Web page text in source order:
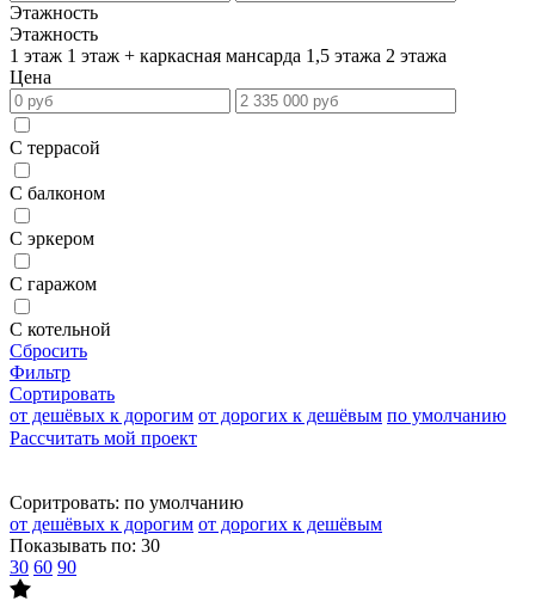
Этажность
Этажность
1 этаж 1 этаж + каркасная мансарда 1,5 этажа 2 этажа
Цена
С террасой
С балконом
С эркером
С гаражом
С котельной
Сбросить
Фильтр
Сортировать
от дешёвых к дорогим от дорогих к дешёвым по умолчанию
Рассчитать мой проект
Соритровать: по умолчанию
от дешёвых к дорогим от дорогих к дешёвым
Показывать по: 30
30 60 90